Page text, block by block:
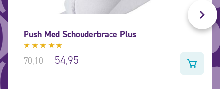
Push Med Schouderbrace Plus
Gewaardeerd
5.00 uit
70,10 54,95